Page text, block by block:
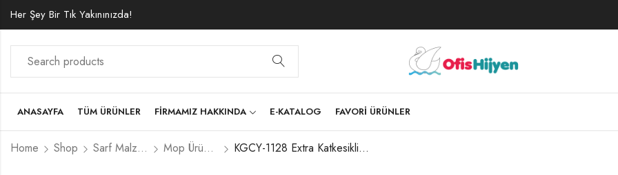
Her Şey Bir Tık Yakınınızda!
ANASAYFA TÜM ÜRÜNLER FIRMAMIZ HAKKINDA E-KATALOG FAVORI ÜRÜNLER
Home Shop Sarf Malzemeler Mop Ürünleri KGCY-1128 Extra Katkesikli Mop 60 CM